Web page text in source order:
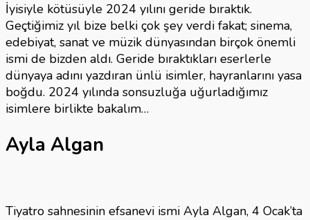
için
İyisiyle kötüsüyle 2024 yılını geride bıraktık.
Geçtiğimiz yıl bize belki çok şey verdi fakat; sinema,
edebiyat, sanat ve müzik dünyasından birçok önemli
ismi de bizden aldı. Geride bıraktıkları eserlerle
dünyaya adını yazdıran ünlü isimler, hayranlarını yasa
boğdu. 2024 yılında sonsuzluğa uğurladığımız
isimlere birlikte bakalım…
Ayla Algan
Tiyatro sahnesinin efsanevi ismi Ayla Algan, 4 Ocak’ta